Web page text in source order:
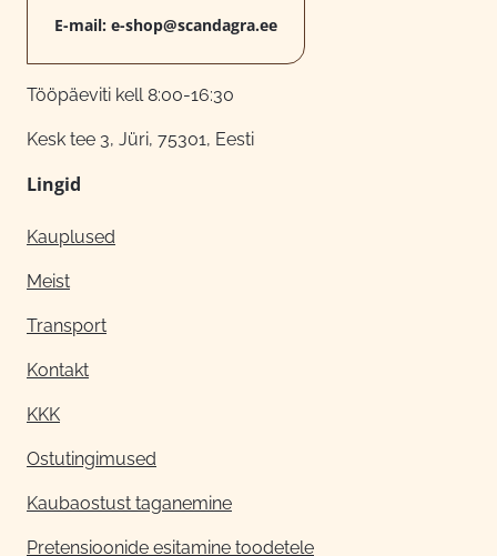
E-mail: e-shop@scandagra.ee
Tööpäeviti kell 8:00-16:30
Kesk tee 3, Jüri, 75301, Eesti
Lingid
Kauplused
Meist
Transport
Kontakt
KKK
Ostutingimused
Kaubaostust taganemine
Pretensioonide esitamine toodetele